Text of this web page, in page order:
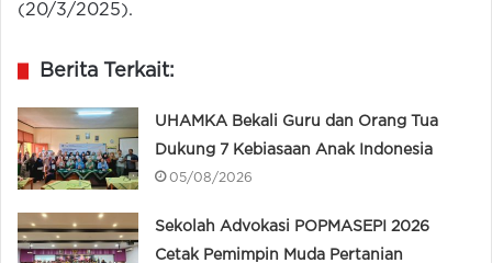
(20/3/2025).
Berita Terkait:
UHAMKA Bekali Guru dan Orang Tua
Dukung 7 Kebiasaan Anak Indonesia
05/08/2026
Sekolah Advokasi POPMASEPI 2026
Cetak Pemimpin Muda Pertanian